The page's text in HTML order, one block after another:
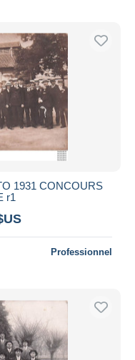
1931 CONCOURS
r1
Professionnel